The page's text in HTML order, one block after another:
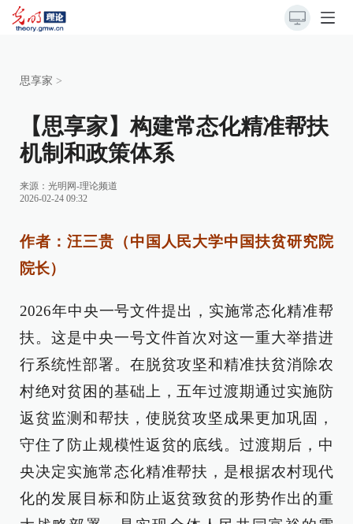
思享家 >
【思享家】构建常态化精准帮扶
机制和政策体系
来源： 光明网-理论频道
2026-02-24 09:32
作者：汪三贵（中国人民大学中国扶贫研究院
院长）
2026年中央一号文件提出，实施常态化精准帮
扶。这是中央一号文件首次对这一重大举措进
行系统性部署。在脱贫攻坚和精准扶贫消除农
村绝对贫困的基础上，五年过渡期通过实施防
返贫监测和帮扶，使脱贫攻坚成果更加巩固，
守住了防止规模性返贫的底线。过渡期后，中
央决定实施常态化精准帮扶，是根据农村现代
化的发展目标和防止返贫致贫的形势作出的重